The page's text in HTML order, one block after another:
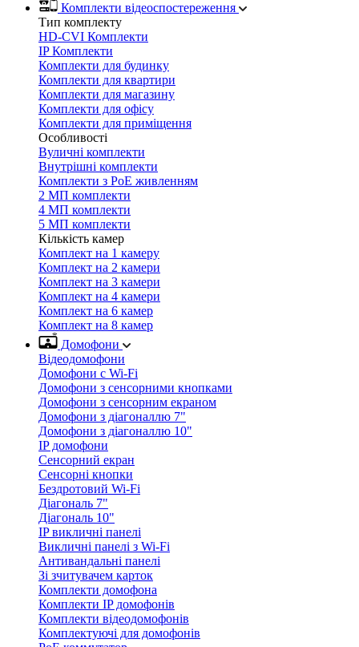
Комплекти відеоспостереження
Тип комплекту
HD-CVI Комплекти
IP Комплекти
Комплекти для будинку
Комплекти для квартири
Комплекти для магазину
Комплекти для офісу
Комплекти для приміщення
Особливості
Вуличні комплекти
Внутрішні комплекти
Комплекти з PoE живленням
2 МП комплекти
4 МП комплекти
5 МП комплекти
Кількість камер
Комплект на 1 камеру
Комплект на 2 камери
Комплект на 3 камери
Комплект на 4 камери
Комплект на 6 камер
Комплект на 8 камер
Домофони
Відеодомофони
Домофони с Wi-Fi
Домофони з сенсорними кнопками
Домофони з сенсорним екраном
Домофони з діагоналлю 7"
Домофони з діагоналлю 10"
IP домофони
Сенсорний екран
Сенсорні кнопки
Бездротовий Wi-Fi
Діагональ 7"
Діагональ 10"
IP викличні панелі
Викличні панелі з Wi-Fi
Антивандальні панелі
Зі зчитувачем карток
Комплекти домофона
Комплекти IP домофонів
Комплекти відеодомофонів
Комплектуючі для домофонів